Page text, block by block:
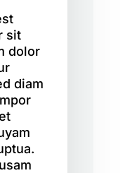
sit
dolor
diam